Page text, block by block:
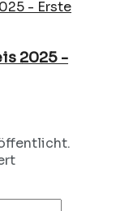
2025 -